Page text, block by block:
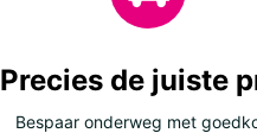
Precies de juiste
Bespaar onderweg met